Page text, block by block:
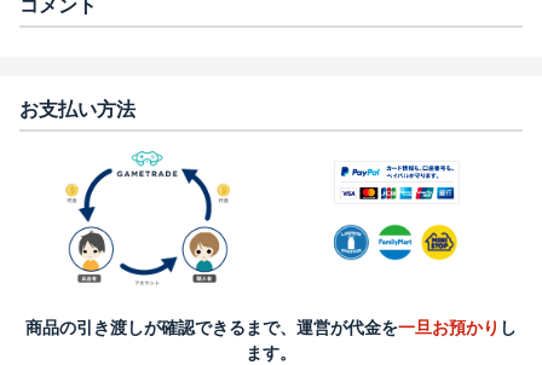
コメント
お支払い方法
商品の引き渡しが確認できるまで、運営が代金を一旦お預かり し
ます。